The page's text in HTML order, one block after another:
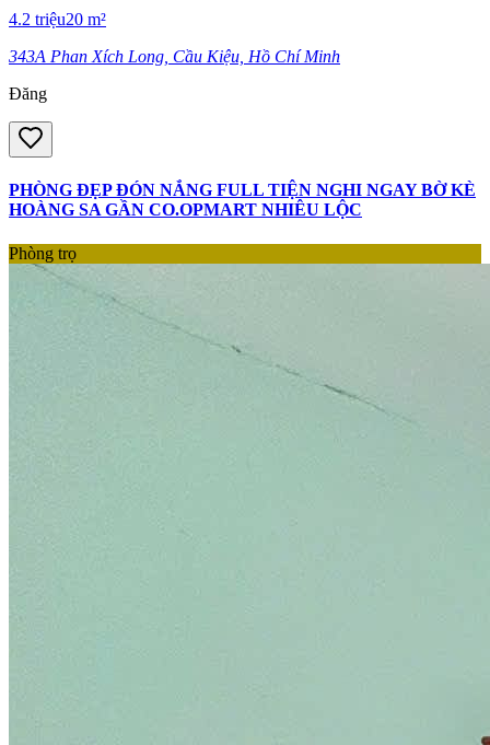
4.2 triệu20 m²
343A Phan Xích Long, Cầu Kiệu, Hồ Chí Minh
Đăng
PHÒNG ĐẸP ĐÓN NẮNG FULL TIỆN NGHI NGAY BỜ KÈ
HOÀNG SA GẦN CO.OPMART NHIÊU LỘC
Phòng trọ